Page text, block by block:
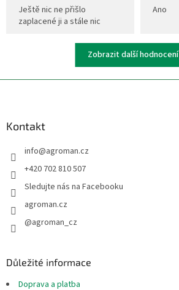
Ještě nic ne přišlo
zaplacené ji a stále nic
Ano
Zobrazit další hodnocení
Kontakt
info@agroman.cz
+420 702 810 507
Sledujte nás na Facebooku
agroman.cz
@agroman_cz
Důležité informace
Doprava a platba